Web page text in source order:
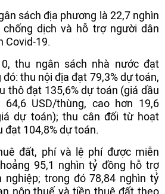
sách địa phương là 22,7 nghìn
dịch và hỗ trợ người dân
Covid-19.
thu ngân sách nhà nước đạt
thu nội địa đạt 79,3% dự toán,
thô đạt 135,6% dự toán (giá dầu
USD/thùng, cao hơn 19,6
dự toán); thu cân đối từ hoạt
đạt 104,8% dự toán.
đất, phí và lệ phí được miễn
95,1 nghìn tỷ đồng hỗ trợ
nghiệp; trong đó 78,84 nghìn tỷ
nộp thuế và tiền thuê đất theo